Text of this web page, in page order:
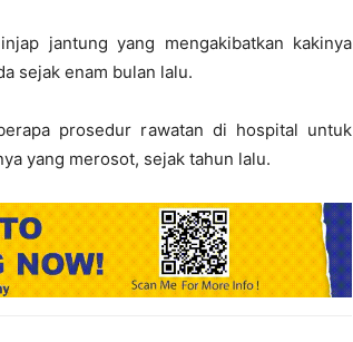
jantung yang mengakibatkan kakinya
sejak enam bulan lalu.
prosedur rawatan di hospital untuk
yang merosot, sejak tahun lalu.